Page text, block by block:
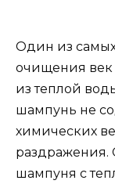
Один из
очищения век
из теплой
шампунь не
химических
раздражения.
шампуня с